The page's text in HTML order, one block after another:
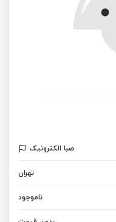
صبا الکترونیک
تهران
ناموجود